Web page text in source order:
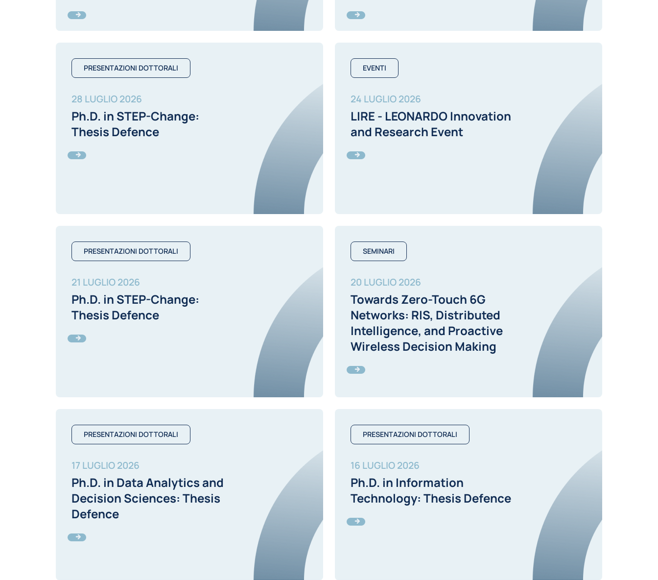
PRESENTAZIONI DOTTORALI
28 LUGLIO 2026
Ph.D. in STEP-Change:
Thesis Defence
EVENTI
24 LUGLIO 2026
LIRE - LEONARDO Innovation
and Research Event
PRESENTAZIONI DOTTORALI
21 LUGLIO 2026
Ph.D. in STEP-Change:
Thesis Defence
SEMINARI
20 LUGLIO 2026
Towards Zero-Touch 6G
Networks: RIS, Distributed
Intelligence, and Proactive
Wireless Decision Making
PRESENTAZIONI DOTTORALI
17 LUGLIO 2026
Ph.D. in Data Analytics and
Decision Sciences: Thesis
Defence
PRESENTAZIONI DOTTORALI
16 LUGLIO 2026
Ph.D. in Information
Technology: Thesis Defence